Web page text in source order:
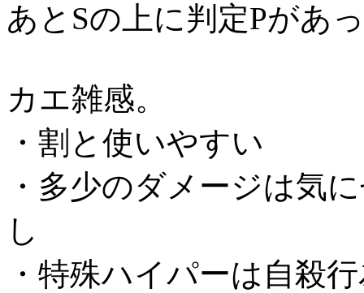
あとSの上に判定Pがあ
カエ雑感。
・割と使いやすい
・多少のダメージは気
し
・特殊ハイパーは自殺